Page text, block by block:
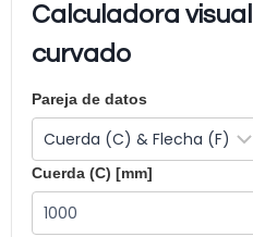
Calculadora
curvado
Pareja de datos
Cuerda (C) [mm]